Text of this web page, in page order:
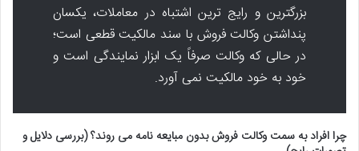
بزرگترین و رایج ترین اشتباه در معاملات، یکسان
پنداشتن وکالت فروش با سند مالکیت قطعی است؛
در حالی که وکالت صرفاً یک ابزار نمایندگی است و
خود به خود مالکیت نمی آورد.
چرا افراد به سمت وکالت فروش بدون مبایعه نامه می روند؟ (بررسی دلایل و